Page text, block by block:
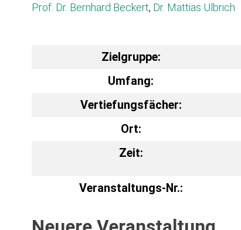
Prof. Dr. Bernhard Beckert, Dr. Mattias Ulbrich
Zielgruppe:
Umfang:
Vertiefungsfächer:
Ort:
Zeit:
Veranstaltungs-Nr.: